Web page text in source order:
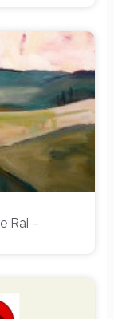
Rai –